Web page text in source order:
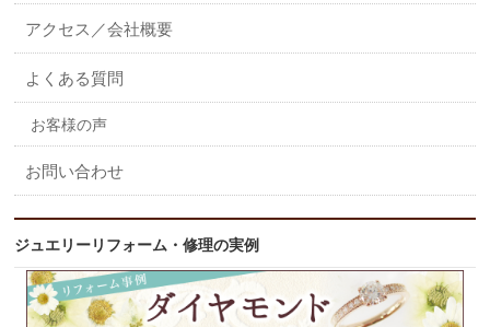
アクセス／会社概要
よくある質問
お客様の声
お問い合わせ
ジュエリーリフォーム・修理の実例